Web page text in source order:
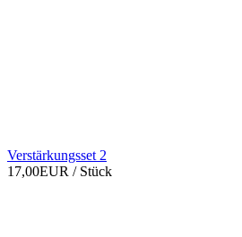
Verstärkungsset 2
17,00EUR / Stück